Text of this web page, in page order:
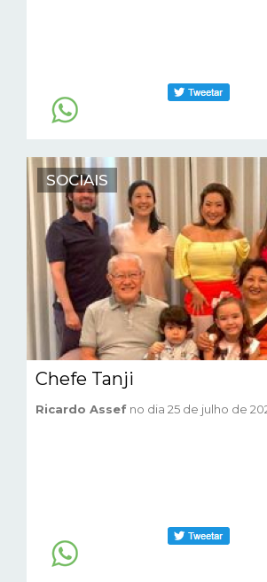
SOCIAIS
Chefe Tanji
Ricardo Assef no dia 25 de julho de